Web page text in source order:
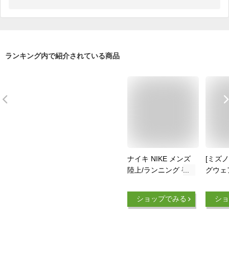
ランキング内で紹介されている商品
ナイキ NIKE メンズ
陸上/ランニング 半
DF ラン ディビジョ
ン S/S Tシャツ FA
ショップでみる
[ミズ
グウ
シ